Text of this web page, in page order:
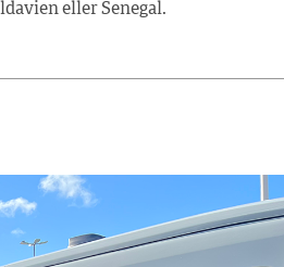
eller Senegal.